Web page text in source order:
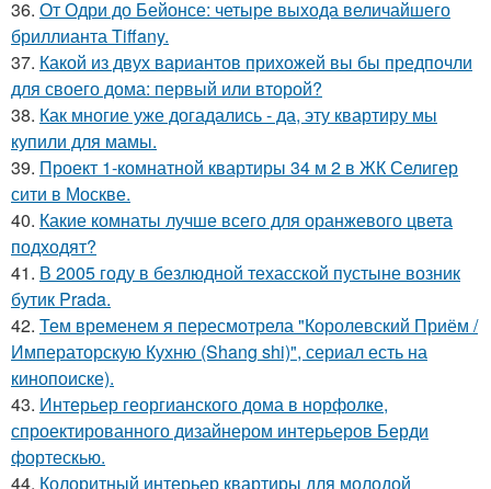
36. От Одри до Бейонсе: четыре выхода величайшего
бриллианта Tiffany.
37. Какой из двух вариантов прихожей вы бы предпочли
для своего дома: первый или второй?
38. Как многие уже догадались - да, эту квартиру мы
купили для мамы.
39. Проект 1-комнатной квартиры 34 м 2 в ЖК Селигер
сити в Москве.
40. Какие комнаты лучше всего для оранжевого цвета
подходят?
41. В 2005 году в безлюдной техасской пустыне возник
бутик Prada.
42. Тем временем я пересмотрела "Королевский Приём /
Императорскую Кухню (Shang shi)", сериал есть на
кинопоиске).
43. Интерьер георгианского дома в норфолке,
спроектированного дизайнером интерьеров Берди
фортескью.
44. Колоритный интерьер квартиры для молодой